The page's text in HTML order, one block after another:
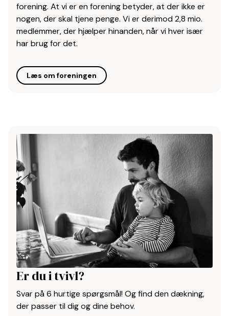
forening. At vi er en forening betyder, at der ikke er
nogen, der skal tjene penge. Vi er derimod 2,8 mio.
medlemmer, der hjælper hinanden, når vi hver især
har brug for det.
Læs om foreningen
Er du i tvivl?
Svar på 6 hurtige spørgsmål! Og find den dækning,
der passer til dig og dine behov.